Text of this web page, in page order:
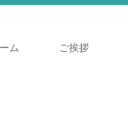
ム ご挨拶